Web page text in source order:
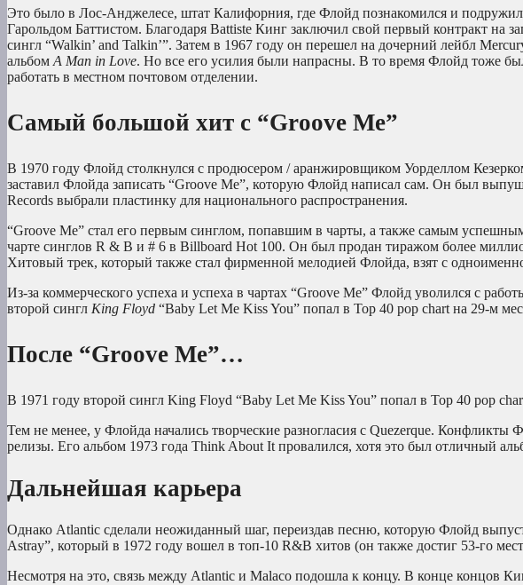
Это было в Лос-Анджелесе, штат Калифорния, где Флойд познакомился и
Гарольдом Баттистом. Благодаря Battiste Кинг заключил свой первый контракт на
сингл “Walkin’ and Talkin’”. Затем в 1967 году он перешел на дочерний лейбл
альбом A Man in Love. Но все его усилия были напрасны. В то время Флойд тоже
работать в местном почтовом отделении.
Самый большой хит с “Groove Me”
В 1970 году Флойд столкнулся с продюсером / аранжировщиком Уорделлом
заставил Флойда записать “Groove Me”, которую Флойд написал сам. Он был
Records выбрали пластинку для национального распространения.
“Groove Me” стал его первым синглом, попавшим в чарты, а также самым
чарте синглов R & B и # 6 в Billboard Hot 100. Он был продан тиражом более
Хитовый трек, который также стал фирменной мелодией Флойда, взят с
Из-за коммерческого успеха и успеха в чартах “Groove Me” Флойд уволился с
второй сингл King Floyd “Baby Let Me Kiss You” попал в Top 40 pop chart на 29-м
После “Groove Me”…
В 1971 году второй сингл King Floyd “Baby Let Me Kiss You” попал в Top 40 pop
Тем не менее, у Флойда начались творческие разногласия с Quezerque.
релизы. Его альбом 1973 года Think About It провалился, хотя это был отличный
Дальнейшая карьера
Однако Atlantic сделали неожиданный шаг, переиздав песню, которую Флойд
Astray”, который в 1972 году вошел в топ-10 R&B хитов (он также достиг 53-го
Несмотря на это, связь между Atlantic и Malaco подошла к концу. В конце концов